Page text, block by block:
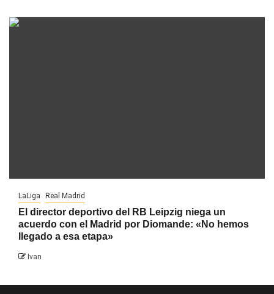
LaLiga Real Madrid
El director deportivo del RB Leipzig niega un
acuerdo con el Madrid por Diomande: «No hemos
llegado a esa etapa»
Ivan